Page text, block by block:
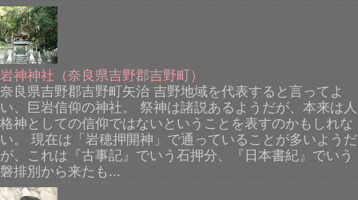
岩神神社（奈良県吉野郡吉野町）
奈良県吉野郡吉野町矢治 吉野地域を代表すると言ってよ
い、巨岩信仰の神社。 祭神は諸説あるようだが、本来は人
格神としての信仰ではないということを表すのかもしれな
い。 現在は「岩穂押開神」で通っていることが多いようだ
が、これは『古事記』でいう石押分、『日本書紀』でいう
磐排別から来たも...